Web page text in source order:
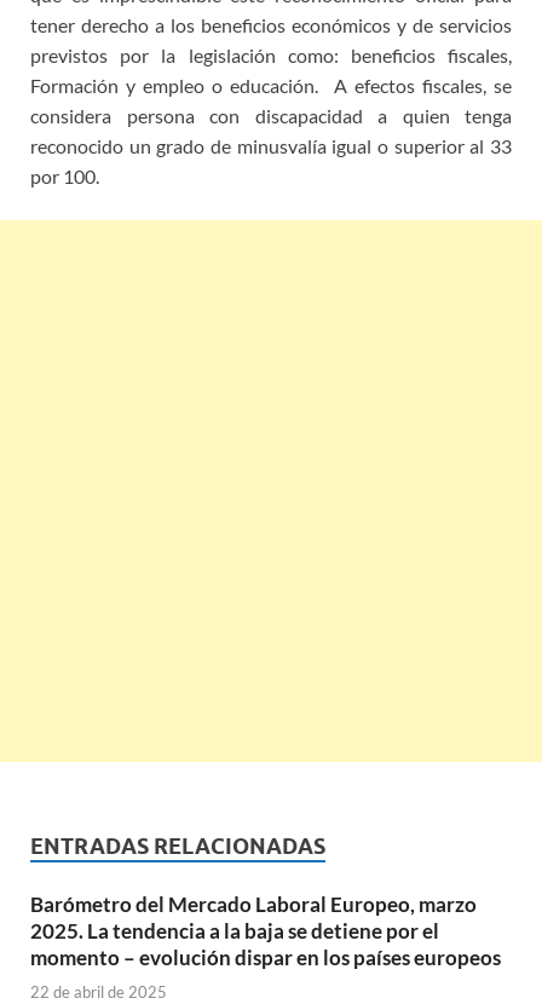
tener derecho a los beneficios económicos y de servicios
previstos por la legislación como: beneficios fiscales,
Formación y empleo o educación. A efectos fiscales, se
considera persona con discapacidad a quien tenga
reconocido un grado de minusvalía igual o superior al 33
por 100.
ENTRADAS RELACIONADAS
Barómetro del Mercado Laboral Europeo, marzo
2025. La tendencia a la baja se detiene por el
momento – evolución dispar en los países europeos
22 de abril de 2025